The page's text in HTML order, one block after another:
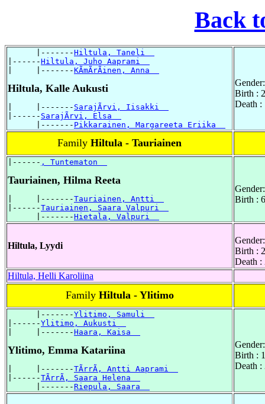
Back
      |-------
Hiltula, Taneli
|------Hiltula, Juho Aaprami
|     |-------KÃmÃrÃinen, Anna
Hiltula, Kalle Aukusti
|     |------- SarajÃrvi, Iisakki
|------ SarajÃrvi, Elsa
      |-------
Pikkarainen, Margareeta Eriika
Birth :
Death :
Family Hiltula - Tauriainen
|------ , Tuntematon
Tauriainen, Hilma Reeta
|     |-------Tauriainen, Antti
|------Tauriainen, Saara Valpuri
      |-------
Hietala, Valpuri
Birth :
Hiltula, Lyydi
Birth :
Death
Hiltula, Helli Karoliina
Family Hiltula - Ylitimo
      |-------
Ylitimo, Samuli
|------Ylitimo, Aukusti
|     |-------Haara, Kaisa
Ylitimo, Emma Katariina
|     |-------TÃrrÃ, Antti Aaprami
|------TÃrrÃ, Saara Helena
      |-------
Riepula, Saara
Birth :
Death :